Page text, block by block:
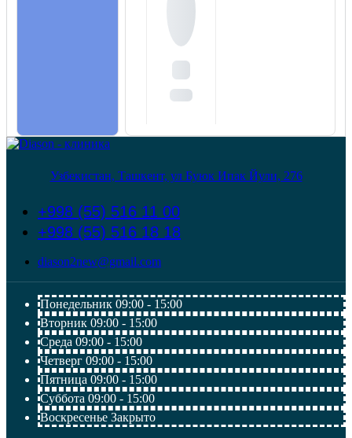
Узбекистан, Ташкент, ул Буюк Ипак Йули, 276
+998 (55) 516 11 00
+998 (55) 516 18 18
diason2new@gmail.com
Понедельник 09:00 - 15:00
Вторник 09:00 - 15:00
Среда 09:00 - 15:00
Четверг 09:00 - 15:00
Пятница 09:00 - 15:00
Суббота 09:00 - 15:00
Воскресенье Закрыто